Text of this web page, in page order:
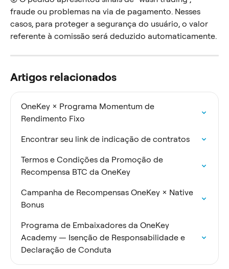
fraude ou problemas na via de pagamento. Nesses
casos, para proteger a segurança do usuário, o valor
referente à comissão será deduzido automaticamente.
Artigos relacionados
OneKey × Programa Momentum de
Rendimento Fixo
Encontrar seu link de indicação de contratos
Termos e Condições da Promoção de
Recompensa BTC da OneKey
Campanha de Recompensas OneKey × Native
Bonus
Programa de Embaixadores da OneKey
Academy — Isenção de Responsabilidade e
Declaração de Conduta